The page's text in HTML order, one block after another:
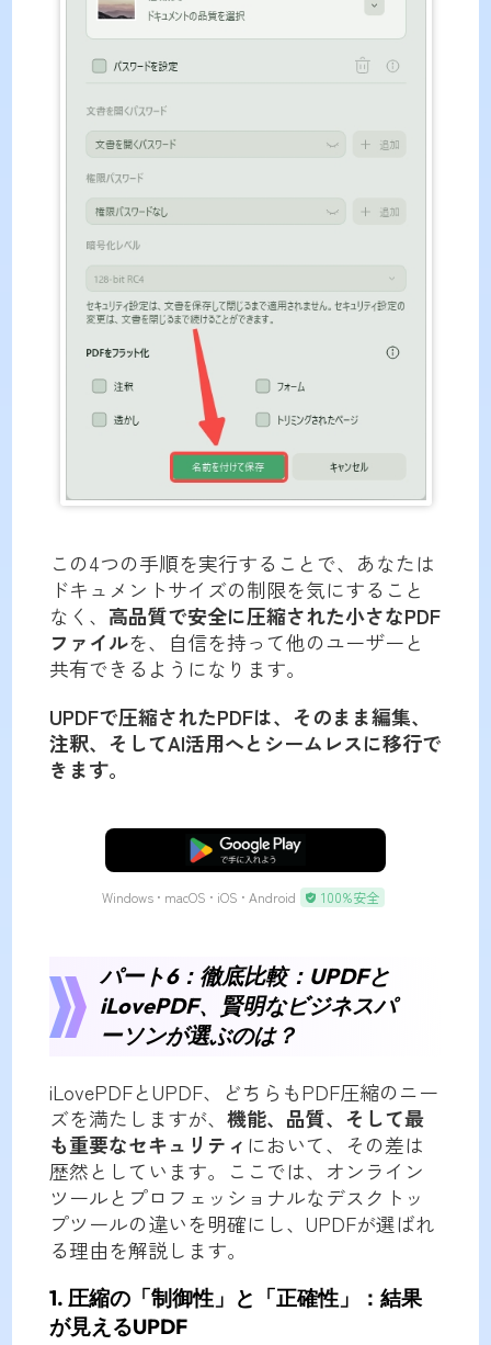
この4つの手順を実行することで、あなたは
ドキュメントサイズの制限を気にすること
なく、 高品質で安全に圧縮された小さなPDF
ファイルを、自信を持って他のユーザーと
共有できるようになります。
UPDFで圧縮されたPDFは、そのまま編集、
注釈、そしてAI活用へとシームレスに移行で
きます。
無料ダウンロード
Windows • macOS • iOS • Android 100%安全
パート6：徹底比較：UPDFと
iLovePDF、賢明なビジネスパ
ーソンが選ぶのは？
iLovePDFとUPDF、どちらもPDF圧縮のニー
ズを満たしますが、 機能、品質、そして最
も重要なセキュリティ において、その差は
歴然としています。ここでは、オンライン
ツールとプロフェッショナルなデスクトッ
プツールの違いを明確にし、UPDFが選ばれ
る理由を解説します。
1. 圧縮の「制御性」と「正確性」：結果
が見えるUPDF